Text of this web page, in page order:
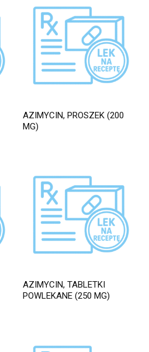
AZIMYCIN, PROSZEK (200
MG)
AZIMYCIN, TABLETKI
POWLEKANE (250 MG)